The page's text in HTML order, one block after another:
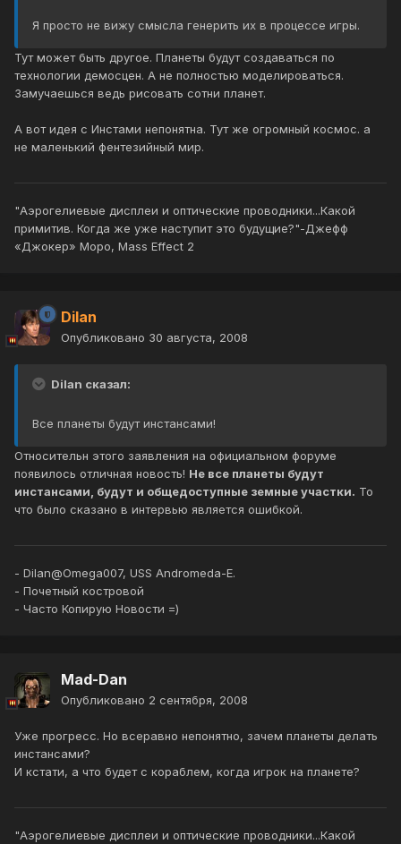
Я просто не вижу смысла генерить их в процессе игры.
Тут может быть другое. Планеты будут создаваться по
технологии демосцен. А не полностью моделироваться.
Замучаешься ведь рисовать сотни планет.
А вот идея с Инстами непонятна. Тут же огромный космос. а
не маленький фентезийный мир.
"Аэрогелиевые дисплеи и оптические проводники...Какой
примитив. Когда же уже наступит это будущие?"-Джефф
«Джокер» Моро, Mass Effect 2
Dilan
Опубликовано 30 августа, 2008
Dilan сказал:
Все планеты будут инстансами!
Относительн этого заявления на официальном форуме
появилось отличная новость! Не все планеты будут
инстансами, будут и общедоступные земные участки. То
что было сказано в интервью является ошибкой.
- Dilan@Omega007, USS Andromeda-E.
- Почетный костровой
- Часто Копирую Новости =)
Mad-Dan
Опубликовано 2 сентября, 2008
Уже прогресс. Но всеравно непонятно, зачем планеты делать
инстансами?
И кстати, а что будет с кораблем, когда игрок на планете?
"Аэрогелиевые дисплеи и оптические проводники...Какой